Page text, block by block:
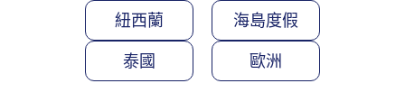
紐西蘭 海島度假
泰國 歐洲